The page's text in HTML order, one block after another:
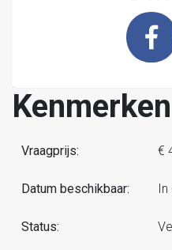
Kenmerken
Vraagprijs: €
Datum beschikbaar: In
Status: